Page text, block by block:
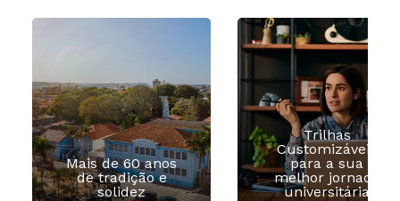
Mais de 60 anos
de tradição e
solidez
Trilhas
Customizáveis
para a sua
melhor jornada
universitária